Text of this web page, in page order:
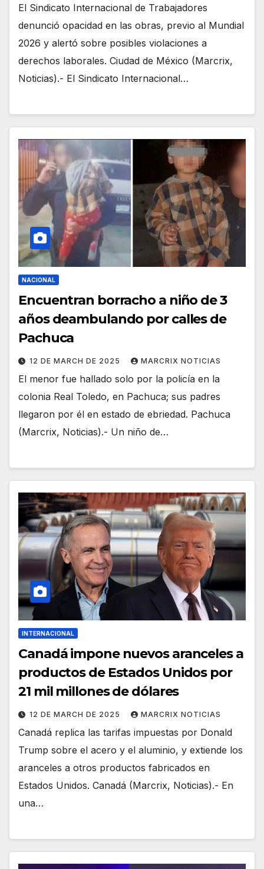
El Sindicato Internacional de Trabajadores
denunció opacidad en las obras, previo al Mundial
2026 y alertó sobre posibles violaciones a
derechos laborales. Ciudad de México (Marcrix,
Noticias).- El Sindicato Internacional…
NACIONAL
Encuentran borracho a niño de 3
años deambulando por calles de
Pachuca
12 DE MARCH DE 2025 MARCRIX NOTICIAS
El menor fue hallado solo por la policía en la
colonia Real Toledo, en Pachuca; sus padres
llegaron por él en estado de ebriedad. Pachuca
(Marcrix, Noticias).- Un niño de…
INTERNACIONAL
Canadá impone nuevos aranceles a
productos de Estados Unidos por
21 mil millones de dólares
12 DE MARCH DE 2025 MARCRIX NOTICIAS
Canadá replica las tarifas impuestas por Donald
Trump sobre el acero y el aluminio, y extiende los
aranceles a otros productos fabricados en
Estados Unidos. Canadá (Marcrix, Noticias).- En
una…